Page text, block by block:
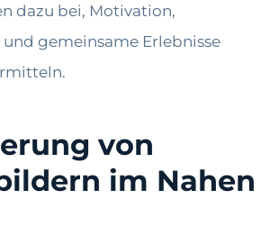
dazu bei, Motivation,
gemeinsame Erlebnisse
von
im Nahen